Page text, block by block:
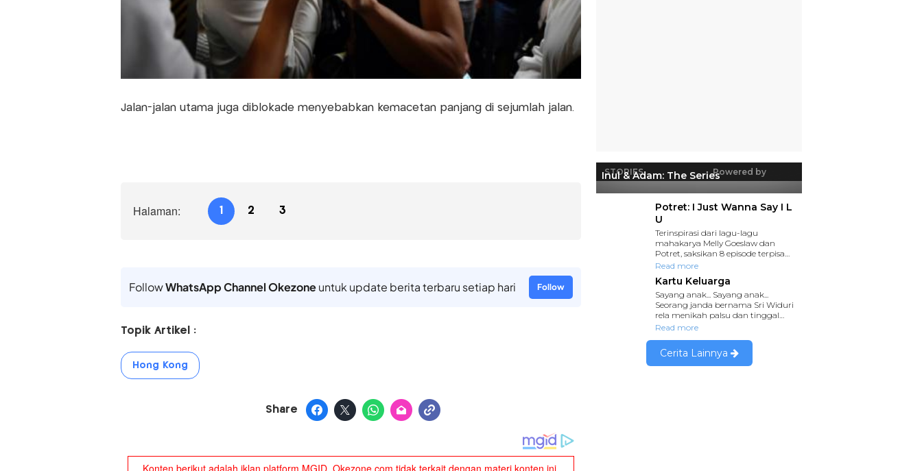
Jalan-jalan utama juga diblokade menyebabkan kemacetan panjang di sejumlah jalan.
Halaman: 1 2 3
FollowWhatsApp Channel Okezoneuntuk update berita terbaru setiap hari Follow
Topik Artikel :
Hong Kong
Share